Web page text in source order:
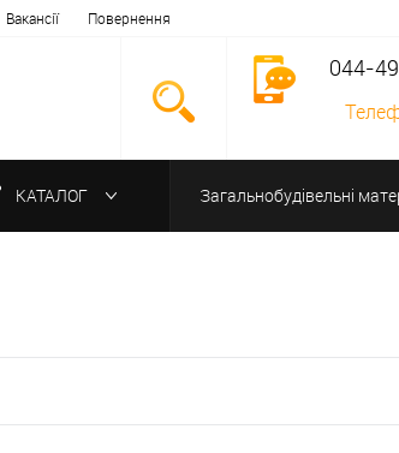
Вакансії Повернення
044-
КАТАЛОГ Загальнобудівельні